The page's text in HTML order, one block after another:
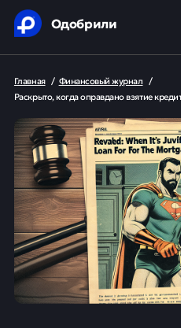
Одобрили
Главная / Финансовый журнал /
Раскрыто, когда оправдано взятие